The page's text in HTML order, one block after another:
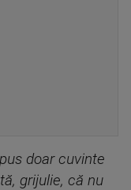
doar cuvinte
grijulie, că nu